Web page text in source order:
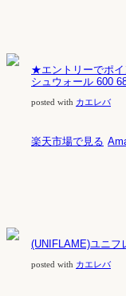
★エントリーでポイ
シュウォール 600
posted with カエレバ
楽天市場で見る
(UNIFLAME)ユニフ
posted with カエレバ